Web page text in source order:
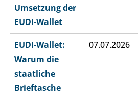
Umsetzung der
EUDI-Wallet
EUDI-Wallet:
Warum die
staatliche
Brieftasche
07.07.2026